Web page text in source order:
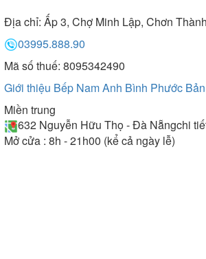
Địa chỉ: Ấp 3, Chợ Minh Lập, Chơn
03995.888.90
Mã số thuế: 8095342490
Giới thiệu Bếp Nam Anh Bình Phước
Miền trung
632 Nguyễn Hữu Thọ - Đà Nẵngchi
Mở cửa : 8h - 21h00 (kể cả ngày lễ)